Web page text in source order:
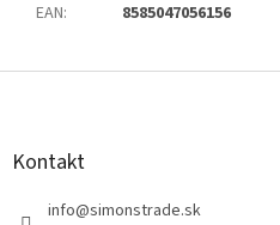
EAN: 8585047056156
Z
Kontakt
info@simonstrade.sk